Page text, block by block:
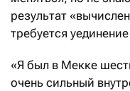
результат
требуется
«Я был в Мекке
очень сильный